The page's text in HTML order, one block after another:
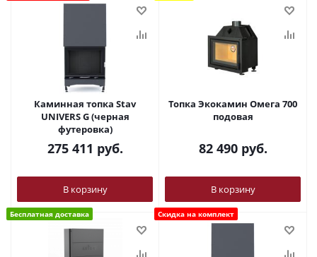
Каминная топка Stav
UNIVERS G (черная
футеровка)
275 411 руб.
В корзину
Топка Экокамин Омега 700
подовая
82 490руб.
В корзину
Бесплатная доставка Скидка на комплект